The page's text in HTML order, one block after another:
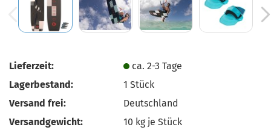
Lieferzeit:
ca. 2-3 Tage
Lagerbestand:
1Stück
Versand frei:
Deutschland
Versandgewicht:
10 kg je Stück